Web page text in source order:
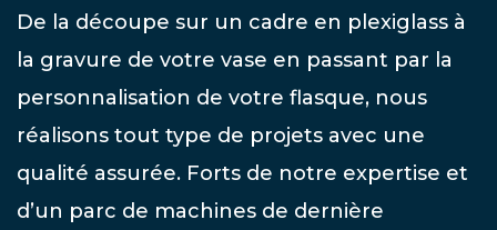
De la découpe sur un cadre en plexiglass à
la gravure de votre vase en passant par la
personnalisation de votre flasque, nous
réalisons tout type de projets avec une
qualité assurée. Forts de notre expertise et
d’un parc de machines de dernière